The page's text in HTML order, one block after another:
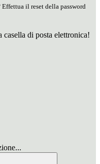
il reset della password
di posta elettronica!